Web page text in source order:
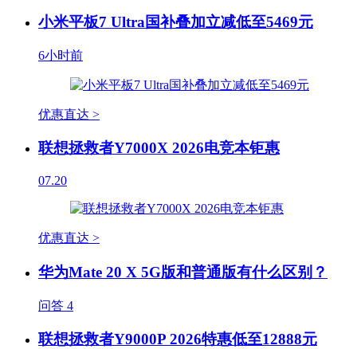
小米平板7 Ultra国补叠加立减低至5469元
6小时前
优惠直达 >
联想拯救者Y7000X 2026电竞本钜惠
07.20
优惠直达 >
华为Mate 20 X 5G版和普通版有什么区别？
问答 4
联想拯救者Y9000P 2026特惠低至12888元